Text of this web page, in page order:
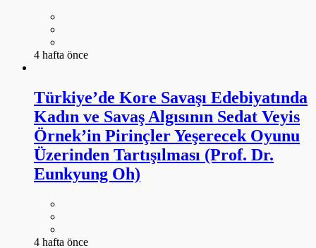
4 hafta önce
Türkiye’de Kore Savaşı Edebiyatında
Kadın ve Savaş Algısının Sedat Veyis
Örnek’in Pirinçler Yeşerecek Oyunu
Üzerinden Tartışılması (Prof. Dr.
Eunkyung Oh)
4 hafta önce